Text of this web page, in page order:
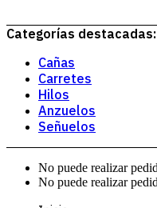
Categorías destacadas:
Cañas
Carretes
Hilos
Anzuelos
Señuelos
No puede realizar
No puede realizar